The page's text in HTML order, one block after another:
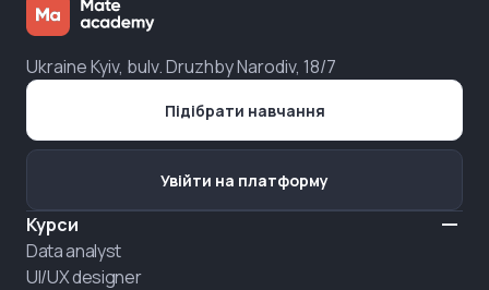
Ukraine Kyiv, bulv. Druzhby Narodiv, 18/7
Курси
Data analyst
UI/UX designer
Підібрати навчання
Увійти на платформу